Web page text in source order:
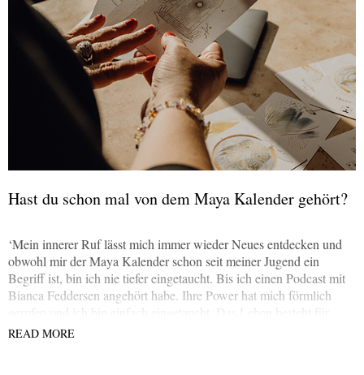
Hast du schon mal von dem Maya Kalender gehört?
‘Mein innerer Ruf lässt mich immer wieder Neues entdecken und
obwohl mir der Maya Kalender schon seit meiner Jugend ein
Begriff ist, bin ich nie tiefer eingetaucht. Bis ich einen Podcast mit
Bianca Feddersen angehört habe. Ihre Power hat mich förmlich
gerufen und ich bin einfach eingetaucht. Das Leben besteht für
mich aus Tönen, Klang, Farben. Es gibt so viel zu entdecken und
READ MORE